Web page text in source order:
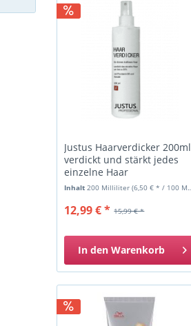
Justus Haarverdicker 200ml
verdickt und stärkt jedes
einzelne Haar
Inhalt200 Milliliter(6,50 € * / 100 Milliliter)
15,99 € *
12,99 € *
In den Warenkorb